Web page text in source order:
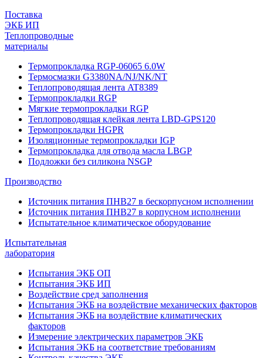
Поставка
ЭКБ ИП
Теплопроводные
материалы
Термопрокладка RGP-06065 6.0W
Термосмазки G3380NA/NJ/NK/NT
Теплопроводящая лента AT8389
Термопрокладки RGP
Мягкие термопрокладки RGP
Теплопроводящая клейкая лента LBD-GPS120
Термопрокладки HGPR
Изоляционные термопрокладки IGP
Термопрокладка для отвода масла LBGP
Подложки без силикона NSGP
Производство
Источник питания ПНВ27 в бескорпусном исполнении
Источник питания ПНВ27 в корпусном исполнении
Испытательное климатическое оборудование
Испытательная
лаборатория
Испытания ЭКБ ОП
Испытания ЭКБ ИП
Воздействие сред заполнения
Испытания ЭКБ на воздействие механических факторов
Испытания ЭКБ на воздействие климатических
факторов
Измерение электрических параметров ЭКБ
Испытания ЭКБ на соответствие требованиям